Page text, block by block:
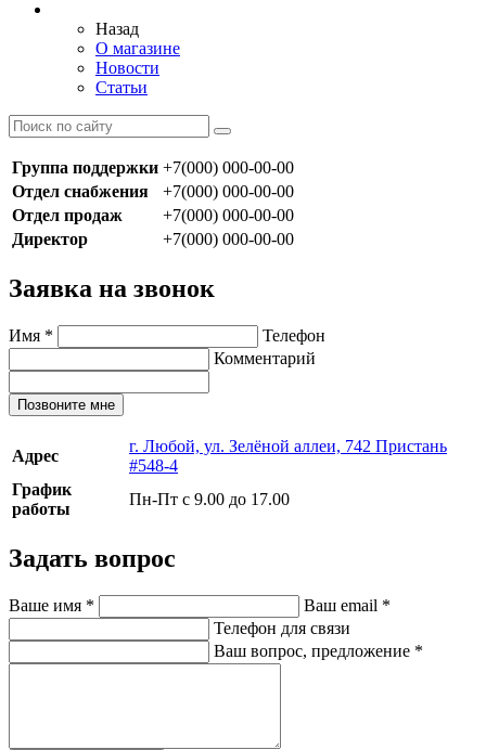
Назад
О магазине
Новости
Статьи
Группа поддержки +7(000) 000-00-00
Отдел снабжения
+7(000) 000-00-00
Отдел продаж
+7(000) 000-00-00
Директор
+7(000) 000-00-00
Заявка на звонок
Имя *
Телефон
Комментарий
Позвоните мне
Адрес
г. Любой, ул. Зелёной аллеи, 742 Пристань
#548-4
График
работы
Пн-Пт с 9.00 до 17.00
Задать вопрос
Ваше имя * Ваш email *
Телефон для связи
Ваш вопрос, предложение *